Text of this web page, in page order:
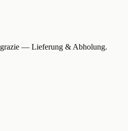
— Lieferung & Abholung.